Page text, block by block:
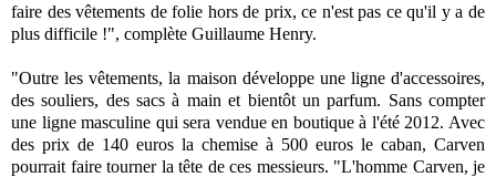
faire des vêtements de folie hors de prix, ce n'est pas ce qu'il y a de
plus difficile !", complète Guillaume Henry.
"Outre les vêtements, la maison développe une ligne d'accessoires,
des souliers, des sacs à main et bientôt un parfum. Sans compter
une ligne masculine qui sera vendue en boutique à l'été 2012. Avec
des prix de 140 euros la chemise à 500 euros le caban, Carven
pourrait faire tourner la tête de ces messieurs. "L'homme Carven, je